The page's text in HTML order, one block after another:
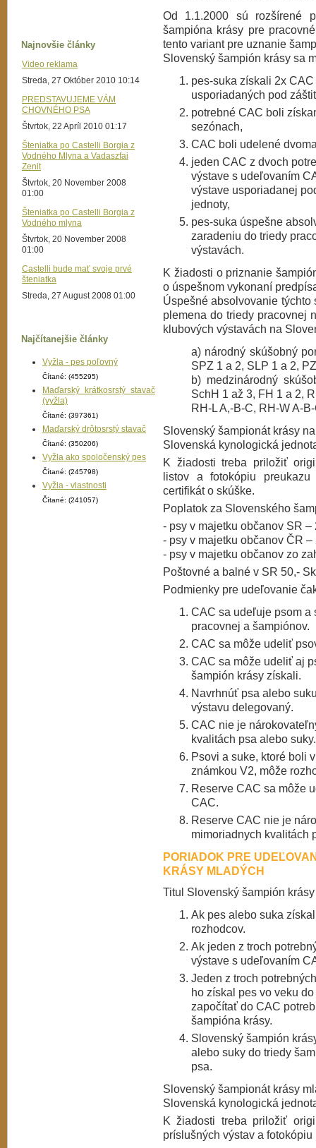
Najnovšie články
Video reklama
Streda, 27 Október 2010 10:14
PREDSTAVUJEME VÁM
CHOVNÉHO PSA
Štvrtok, 22 Apríl 2010 01:17
Šteniatka po Castelli Borgia z
Vodného Mlyna a Vadaszfai
Zenit
Štvrtok, 20 November 2008
01:00
Šteniatka po Castelli Borgia z
Vodného mlyna
Štvrtok, 20 November 2008
01:00
Castelli bude mať svoje prvé
šteniatka
Streda, 27 August 2008 01:00
Najčítanejšie články
Vyžla - pes poľovný
Čítané: (455295)
Maďarský krátkosrstý stavač
(vyžla)
Čítané: (397361)
Maďarský drôtosrstý stavač
Čítané: (350206)
Vyžla ako spoločenský pes
Čítané: (245798)
Vyžla - vlastnosti
Čítané: (241057)
Od 1.1.2000 sú rozšírené
šampióna krásy pre
tento variant pre uznanie
Slovenský šampión krásy sa
pes-suka získali 2x
usporiadaných pod
potrebné CAC boli
sezónach,
CAC boli udelené
jeden CAC z dvoch
výstave s udeľovaním
výstave usporiadanej
jednoty,
pes-suka úspešne
zaradeniu do triedy
výstavách.
K žiadosti o priznanie
o úspešnom vykonaní
Úspešné absolvovanie
plemena do triedy pracovnej
klubových výstavách na
a) národný skúšobný
SPZ 1 a 2, SLP 1 a 2,
b) medzinárodný
SchH 1 až 3, FH 1 a 2,
RH-L A,-B-C, RH-W A-
Slovenský šampionát krásy
Slovenská kynologická
K žiadosti treba priložiť
listov a fotokópiu
certifikát o skúške.
Poplatok za Slovenského
- psy v majetku občanov SR –
- psy v majetku občanov ČR –
- psy v majetku občanov zo
Poštovné a balné v SR 50,-
Podmienky pre udeľovanie
CAC sa udeľuje psom a
pracovnej a šampiónov.
CAC sa môže udeliť
CAC sa môže udeliť aj
šampión krásy získali.
Navrhnúť psa alebo
výstavu delegovaný.
CAC nie je
kvalitách psa alebo suky.
Psovi a suke, ktoré boli
známkou V2, môže
Reserve CAC sa môže
CAC.
Reserve CAC nie je
mimoriadnych kvalitách
PORIADOK PRE
KRÁSY MLADÝCH
Titul Slovenský šampión
Ak pes alebo suka
rozhodcov.
Ak jeden z troch
výstave s udeľovaním
Jeden z troch
ho získal pes vo veku
započítať do CAC
šampióna krásy.
Slovenský šampión
alebo suky do triedy
psa.
Slovenský šampionát krásy
Slovenská kynologická
K žiadosti treba priložiť
príslušných výstav a